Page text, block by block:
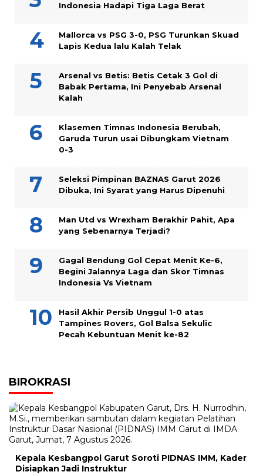
Indonesia Hadapi Tiga Laga Berat
Mallorca vs PSG 3-0, PSG Turunkan Skuad
Lapis Kedua lalu Kalah Telak
Arsenal vs Betis: Betis Cetak 3 Gol di
Babak Pertama, Ini Penyebab Arsenal
Kalah
Klasemen Timnas Indonesia Berubah,
Garuda Turun usai Dibungkam Vietnam
0-3
Seleksi Pimpinan BAZNAS Garut 2026
Dibuka, Ini Syarat yang Harus Dipenuhi
Man Utd vs Wrexham Berakhir Pahit, Apa
yang Sebenarnya Terjadi?
Gagal Bendung Gol Cepat Menit Ke-6,
Begini Jalannya Laga dan Skor Timnas
Indonesia Vs Vietnam
Hasil Akhir Persib Unggul 1-0 atas
Tampines Rovers, Gol Balsa Sekulic
Pecah Kebuntuan Menit ke-82
BIROKRASI
Kepala Kesbangpol Garut Soroti PIDNAS IMM, Kader
Disiapkan Jadi Instruktur